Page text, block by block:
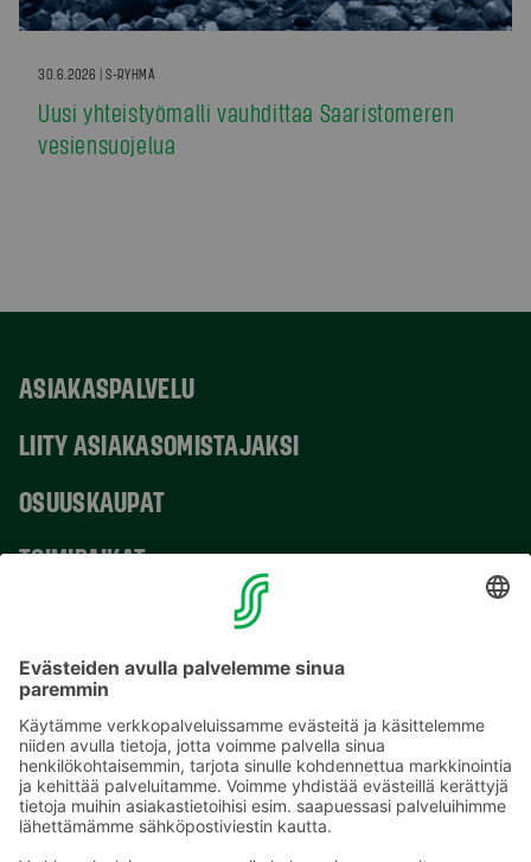
30.6.2026 | S-RYHMÄ
Uusi yhteistyömalli vauhdittaa Saaristomeren
vesiensuojelua
ASIAKASPALVELU
LIITY ASIAKASOMISTAJAKSI
OSUUSKAUPAT
TOIMIPAIKAT
Sähköpostiosoitteet S-ryhmässä ovat muotoa
etunimi.sukunimi@sok.fi